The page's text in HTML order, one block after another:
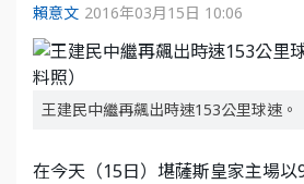
賴意文 2016年03月15日 10:06
王建民中繼再飆出時速153公里球速。
在今天（15日）堪薩斯皇家主場